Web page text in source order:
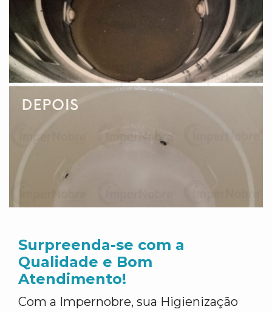
Surpreenda-se com a
Qualidade e Bom
Atendimento!
Com a Impernobre, sua Higienização